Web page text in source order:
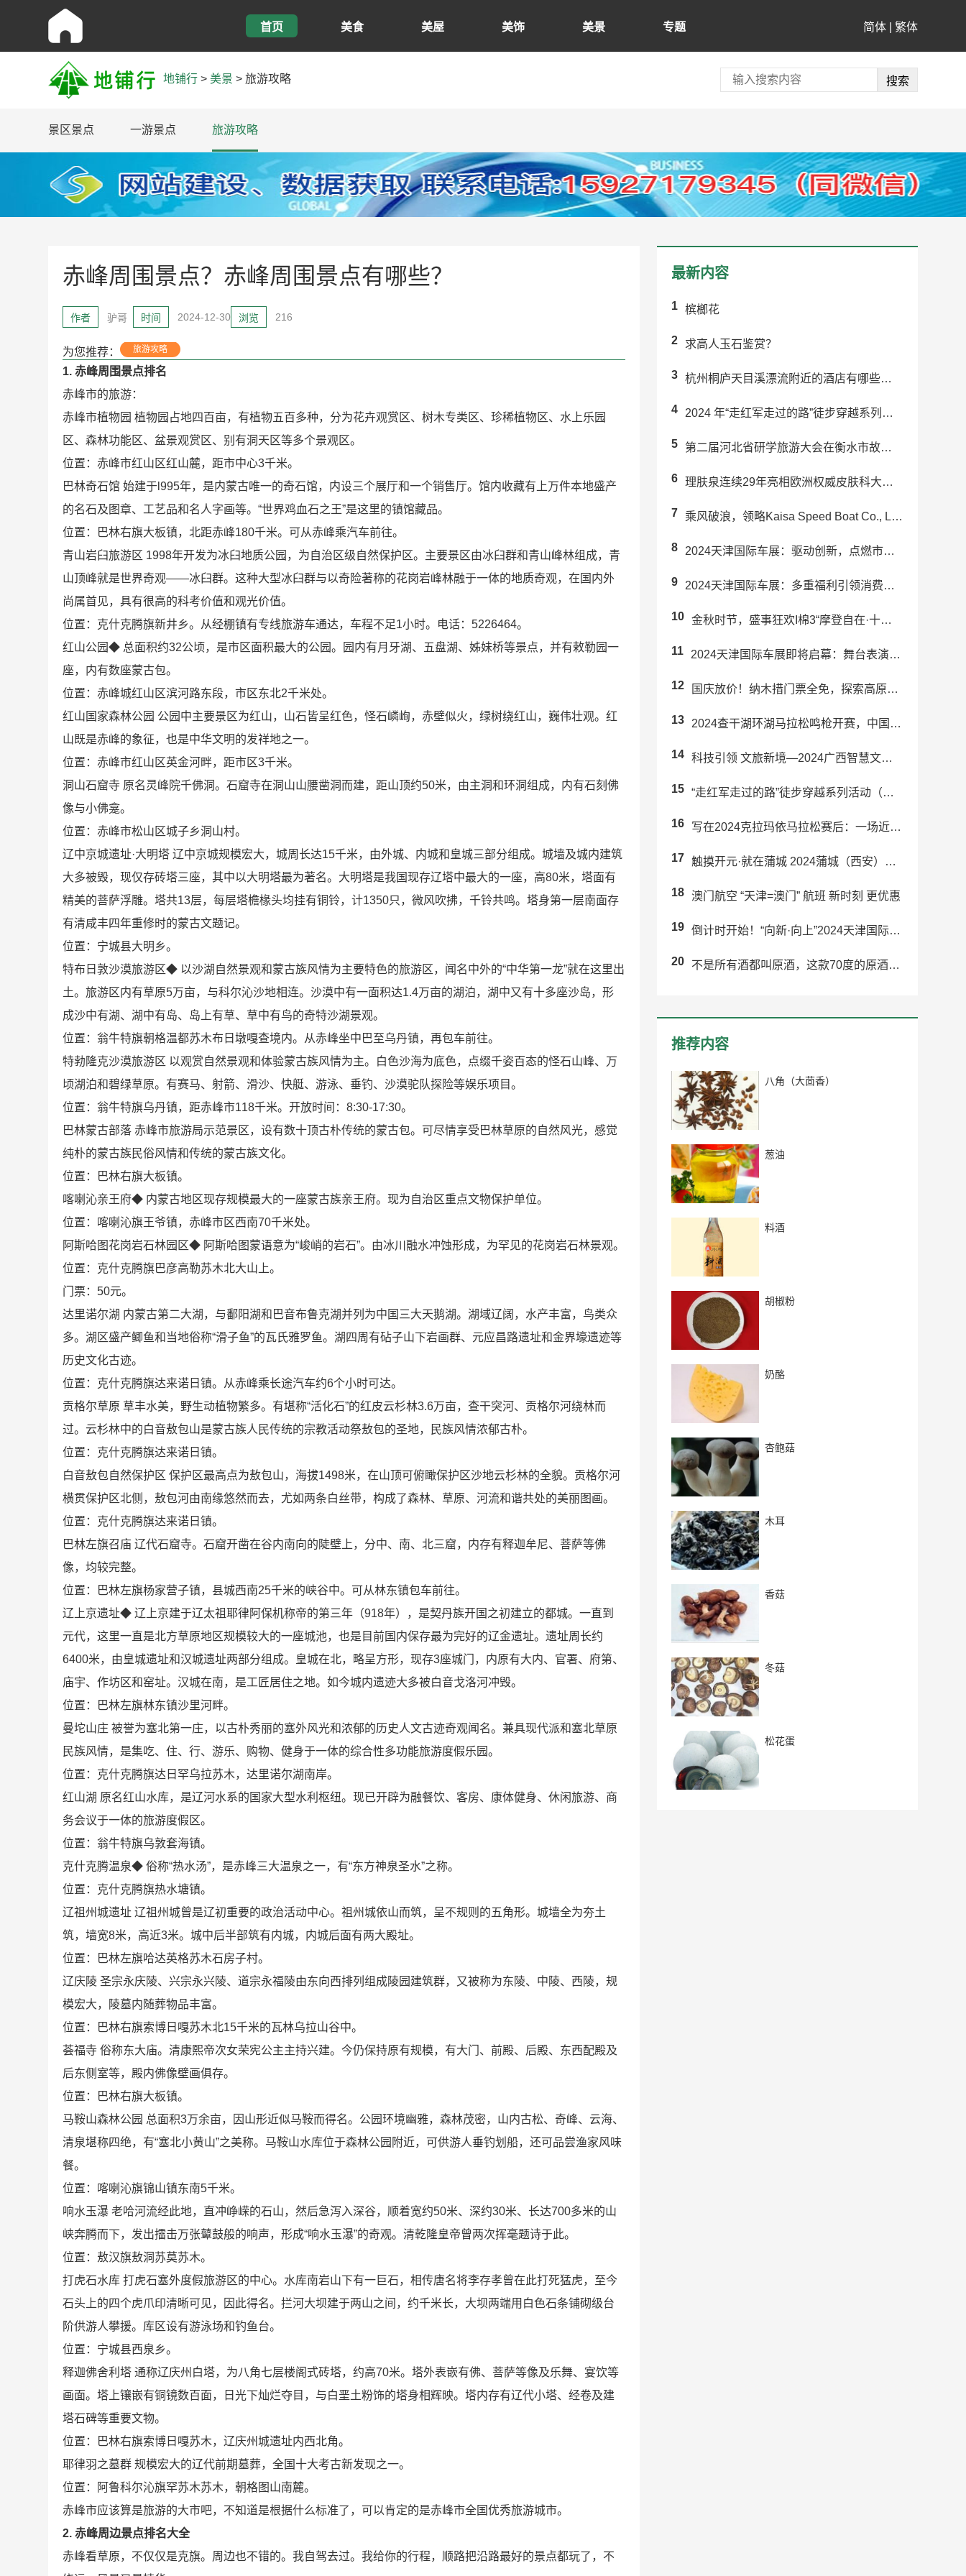
首页 美食 美屋 美饰 美景 专题 简体| 繁体
地铺行 > 美景 >旅游攻略
景区景点 一游景点 旅游攻略
赤峰周围景点？赤峰周围景点有哪些？
作者 驴哥 时间 2024-12-30 浏览 216
为您推荐： 旅游攻略
1. 赤峰周围景点排名
赤峰市的旅游：
赤峰市植物园 植物园占地四百亩，有植物五百多种，分为花卉观赏区、树木专类区、珍稀植物区、水上乐园
区、森林功能区、盆景观赏区、别有洞天区等多个景观区。
位置：赤峰市红山区红山麓，距市中心3千米。
巴林奇石馆 始建于l995年，是内蒙古唯一的奇石馆，内设三个展厅和一个销售厅。馆内收藏有上万件本地盛产
的名石及图章、工艺品和名人字画等。“世界鸡血石之王”是这里的镇馆藏品。
位置：巴林右旗大板镇，北距赤峰180千米。可从赤峰乘汽车前往。
青山岩臼旅游区 1998年开发为冰臼地质公园，为自治区级自然保护区。主要景区由冰臼群和青山峰林组成，青
山顶峰就是世界奇观——冰臼群。这种大型冰臼群与以奇险著称的花岗岩峰林融于一体的地质奇观，在国内外
尚属首见，具有很高的科考价值和观光价值。
位置：克什克腾旗新井乡。从经棚镇有专线旅游车通达，车程不足1小时。电话：5226464。
红山公园◆ 总面积约32公顷，是市区面积最大的公园。园内有月牙湖、五盘湖、姊妹桥等景点，并有敕勒园一
座，内有数座蒙古包。
位置：赤峰城红山区滨河路东段，市区东北2千米处。
红山国家森林公园 公园中主要景区为红山，山石皆呈红色，怪石嶙峋，赤壁似火，绿树绕红山，巍伟壮观。红
山既是赤峰的象征，也是中华文明的发祥地之一。
位置：赤峰市红山区英金河畔，距市区3千米。
洞山石窟寺 原名灵峰院千佛洞。石窟寺在洞山山腰凿洞而建，距山顶约50米，由主洞和环洞组成，内有石刻佛
像与小佛龛。
位置：赤峰市松山区城子乡洞山村。
辽中京城遗址·大明塔 辽中京城规模宏大，城周长达15千米，由外城、内城和皇城三部分组成。城墙及城内建筑
大多被毁，现仅存砖塔三座，其中以大明塔最为著名。大明塔是我国现存辽塔中最大的一座，高80米，塔面有
精美的菩萨浮雕。塔共13层，每层塔檐椽头均挂有铜铃，计1350只，微风吹拂，千铃共鸣。塔身第一层南面存
有清咸丰四年重修时的蒙古文题记。
位置：宁城县大明乡。
特布日敦沙漠旅游区◆ 以沙湖自然景观和蒙古族风情为主要特色的旅游区，闻名中外的“中华第一龙”就在这里出
土。旅游区内有草原5万亩，与科尔沁沙地相连。沙漠中有一面积达1.4万亩的湖泊，湖中又有十多座沙岛，形
成沙中有湖、湖中有岛、岛上有草、草中有鸟的奇特沙湖景观。
位置：翁牛特旗朝格温都苏木布日墩嘎查境内。从赤峰坐中巴至乌丹镇，再包车前往。
特勃隆克沙漠旅游区 以观赏自然景观和体验蒙古族风情为主。白色沙海为底色，点缀千姿百态的怪石山峰、万
顷湖泊和碧绿草原。有赛马、射箭、滑沙、快艇、游泳、垂钓、沙漠驼队探险等娱乐项目。
位置：翁牛特旗乌丹镇，距赤峰市118千米。开放时间：8:30-17:30。
巴林蒙古部落 赤峰市旅游局示范景区，设有数十顶古朴传统的蒙古包。可尽情享受巴林草原的自然风光，感觉
纯朴的蒙古族民俗风情和传统的蒙古族文化。
位置：巴林右旗大板镇。
喀喇沁亲王府◆ 内蒙古地区现存规模最大的一座蒙古族亲王府。现为自治区重点文物保护单位。
位置：喀喇沁旗王爷镇，赤峰市区西南70千米处。
阿斯哈图花岗岩石林园区◆ 阿斯哈图蒙语意为“峻峭的岩石”。由冰川融水冲蚀形成，为罕见的花岗岩石林景观。
位置：克什克腾旗巴彦高勒苏木北大山上。
门票：50元。
达里诺尔湖 内蒙古第二大湖，与鄱阳湖和巴音布鲁克湖并列为中国三大天鹅湖。湖域辽阔，水产丰富，鸟类众
多。湖区盛产鲫鱼和当地俗称“滑子鱼”的瓦氏雅罗鱼。湖四周有砧子山下岩画群、元应昌路遗址和金界壕遗迹等
历史文化古迹。
位置：克什克腾旗达来诺日镇。从赤峰乘长途汽车约6个小时可达。
贡格尔草原 草丰水美，野生动植物繁多。有堪称“活化石”的红皮云杉林3.6万亩，查干突河、贡格尔河绕林而
过。云杉林中的白音敖包山是蒙古族人民传统的宗教活动祭敖包的圣地，民族风情浓郁古朴。
位置：克什克腾旗达来诺日镇。
白音敖包自然保护区 保护区最高点为敖包山，海拔1498米，在山顶可俯瞰保护区沙地云杉林的全貌。贡格尔河
横贯保护区北侧，敖包河由南缘悠然而去，尤如两条白丝带，构成了森林、草原、河流和谐共处的美丽图画。
位置：克什克腾旗达来诺日镇。
巴林左旗召庙 辽代石窟寺。石窟开凿在谷内南向的陡壁上，分中、南、北三窟，内存有释迦牟尼、菩萨等佛
像，均较完整。
位置：巴林左旗杨家营子镇，县城西南25千米的峡谷中。可从林东镇包车前往。
辽上京遗址◆ 辽上京建于辽太祖耶律阿保机称帝的第三年（918年），是契丹族开国之初建立的都城。一直到
元代，这里一直是北方草原地区规模较大的一座城池，也是目前国内保存最为完好的辽金遗址。遗址周长约
6400米，由皇城遗址和汉城遗址两部分组成。皇城在北，略呈方形，现存3座城门，内原有大内、官署、府第、
庙宇、作坊区和窑址。汉城在南，是工匠居住之地。如今城内遗迹大多被白音戈洛河冲毁。
位置：巴林左旗林东镇沙里河畔。
曼坨山庄 被誉为塞北第一庄，以古朴秀丽的塞外风光和浓郁的历史人文古迹奇观闻名。兼具现代派和塞北草原
民族风情，是集吃、住、行、游乐、购物、健身于一体的综合性多功能旅游度假乐园。
位置：克什克腾旗达日罕乌拉苏木，达里诺尔湖南岸。
红山湖 原名红山水库，是辽河水系的国家大型水利枢纽。现已开辟为融餐饮、客房、康体健身、休闲旅游、商
务会议于一体的旅游度假区。
位置：翁牛特旗乌敦套海镇。
克什克腾温泉◆ 俗称“热水汤”，是赤峰三大温泉之一，有“东方神泉圣水”之称。
位置：克什克腾旗热水塘镇。
辽祖州城遗址 辽祖州城曾是辽初重要的政治活动中心。祖州城依山而筑，呈不规则的五角形。城墙全为夯土
筑，墙宽8米，高近3米。城中后半部筑有内城，内城后面有两大殿址。
位置：巴林左旗哈达英格苏木石房子村。
辽庆陵 圣宗永庆陵、兴宗永兴陵、道宗永福陵由东向西排列组成陵园建筑群，又被称为东陵、中陵、西陵，规
模宏大，陵墓内随葬物品丰富。
位置：巴林右旗索博日嘎苏木北15千米的瓦林乌拉山谷中。
荟福寺 俗称东大庙。清康熙帝次女荣宪公主主持兴建。今仍保持原有规模，有大门、前殿、后殿、东西配殿及
后东侧室等，殿内佛像壁画俱存。
位置：巴林右旗大板镇。
马鞍山森林公园 总面积3万余亩，因山形近似马鞍而得名。公园环境幽雅，森林茂密，山内古松、奇峰、云海、
清泉堪称四绝，有“塞北小黄山”之美称。马鞍山水库位于森林公园附近，可供游人垂钓划船，还可品尝渔家风味
餐。
位置：喀喇沁旗锦山镇东南5千米。
响水玉瀑 老哈河流经此地，直冲峥嵘的石山，然后急泻入深谷，顺着宽约50米、深约30米、长达700多米的山
峡奔腾而下，发出擂击万张鼙鼓般的响声，形成“响水玉瀑”的奇观。清乾隆皇帝曾两次挥毫题诗于此。
位置：敖汉旗敖洞苏莫苏木。
打虎石水库 打虎石塞外度假旅游区的中心。水库南岩山下有一巨石，相传唐名将李存孝曾在此打死猛虎，至今
石头上的四个虎爪印清晰可见，因此得名。拦河大坝建于两山之间，约千米长，大坝两端用白色石条铺砌级台
阶供游人攀援。库区设有游泳场和钓鱼台。
位置：宁城县西泉乡。
释迦佛舍利塔 通称辽庆州白塔，为八角七层楼阁式砖塔，约高70米。塔外表嵌有佛、菩萨等像及乐舞、宴饮等
画面。塔上镶嵌有铜镜数百面，日光下灿烂夺目，与白垩土粉饰的塔身相辉映。塔内存有辽代小塔、经卷及建
塔石碑等重要文物。
位置：巴林右旗索博日嘎苏木，辽庆州城遗址内西北角。
耶律羽之墓群 规模宏大的辽代前期墓葬，全国十大考古新发现之一。
位置：阿鲁科尔沁旗罕苏木苏木，朝格图山南麓。
赤峰市应该算是旅游的大市吧，不知道是根据什么标准了，可以肯定的是赤峰市全国优秀旅游城市。
2. 赤峰周边景点排名大全
赤峰看草原，不仅仅是克旗。周边也不错的。我自驾去过。我给你的行程，顺路把沿路最好的景点都玩了，不
最新内容
1 槟榔花
2 求高人玉石鉴赏？
3 杭州桐庐天目溪漂流附近的酒店有哪些推荐？
4 2024 年“走红军走过的路”徒步穿越系列活动(炎陵站) 举办
5 第二届河北省研学旅游大会在衡水市故城县成功举办
6 理肤泉连续29年亮相欧洲权威皮肤科大会EADV 强势引领科学护肤未来趋势
7 乘风破浪，领略Kaisa Speed Boat Co., Ltd.带来的...
8 2024天津国际车展：驱动创新，点燃市场激情
9 2024天津国际车展：多重福利引领消费升级，赋能汽车行业新发展
10 金秋时节，盛事狂欢I棉3“摩登自在·十一复古派对”预热来袭！
11 2024天津国际车展即将启幕：舞台表演精彩纷呈！
12 国庆放价！纳木措门票全免，探索高原圣湖！
13 2024查干湖环湖马拉松鸣枪开赛，中国运动员包揽男女子冠军
14 科技引领 文旅新境—2024广西智慧文旅 行业交流大会在南宁成功举办
15 “走红军走过的路”徒步穿越系列活动（东安站）暨舜皇山首届登山活动举行
16 写在2024克拉玛依马拉松赛后：一场近乎完美的“双向奔赴”
17 触摸开元·就在蒲城 2024蒲城（西安）文旅推介会成功举办
18 澳门航空 “天津=澳门” 航班 新时刻 更优惠
19 倒计时开始！“向新·向上”2024天津国际车展即将启幕！
20 不是所有酒都叫原酒，这款70度的原酒真的有那么好喝吗？
推荐内容
八角（大茴香）
葱油
料酒
胡椒粉
奶酪
杏鲍菇
木耳
香菇
冬菇
松花蛋